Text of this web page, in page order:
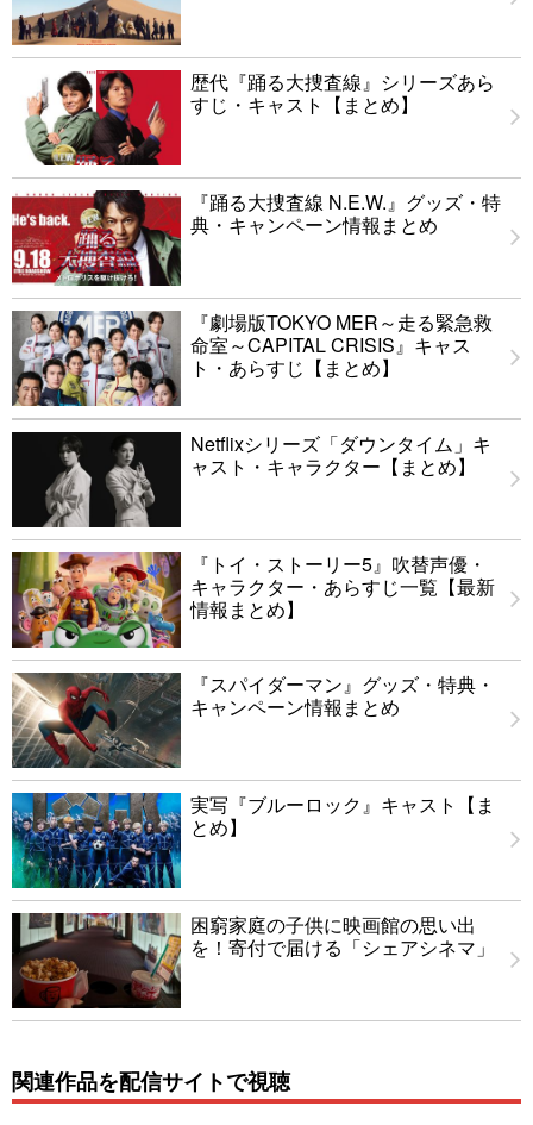
歴代『踊る大捜査線』シリーズあら
すじ・キャスト【まとめ】
『踊る大捜査線 N.E.W.』グッズ・特
典・キャンペーン情報まとめ
『劇場版TOKYO MER～走る緊急救
命室～CAPITAL CRISIS』キャス
ト・あらすじ【まとめ】
Netflixシリーズ「ダウンタイム」キ
ャスト・キャラクター【まとめ】
『トイ・ストーリー5』吹替声優・
キャラクター・あらすじ一覧【最新
情報まとめ】
『スパイダーマン』グッズ・特典・
キャンペーン情報まとめ
実写『ブルーロック』キャスト【ま
とめ】
困窮家庭の子供に映画館の思い出
を！寄付で届ける「シェアシネマ」
関連作品を配信サイトで視聴